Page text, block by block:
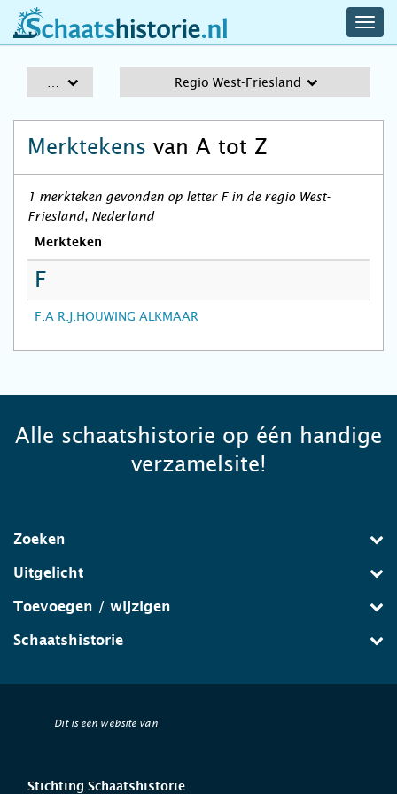
schaatshistorie.nl
Regio West-Friesland
Merktekens van A tot Z
1 merkteken gevonden op letter F in de regio West-
Friesland, Nederland
Merkteken
F
F.A R.J.HOUWING ALKMAAR
Alle schaatshistorie op één handige
verzamelsite!
Zoeken
Uitgelicht
Toevoegen / wijzigen
Schaatshistorie
Dit is een website van
Stichting Schaatshistorie